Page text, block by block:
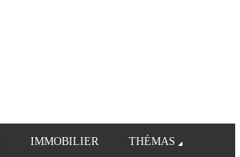
IMMOBILIER THÉMAS